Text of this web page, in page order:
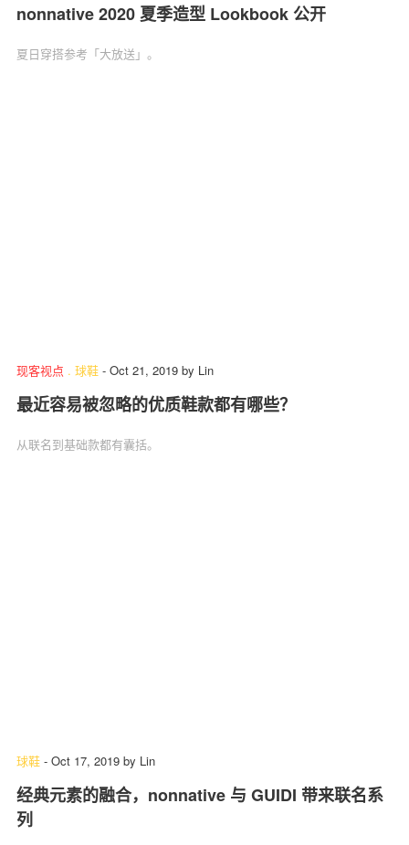
nonnative 2020 夏季造型 Lookbook 公开
夏日穿搭参考「大放送」。
现客视点 . 球鞋 - Oct 21, 2019 by Lin
最近容易被忽略的优质鞋款都有哪些？
从联名到基础款都有囊括。
球鞋 - Oct 17, 2019 by Lin
经典元素的融合，nonnative 与 GUIDI 带来联名系
列